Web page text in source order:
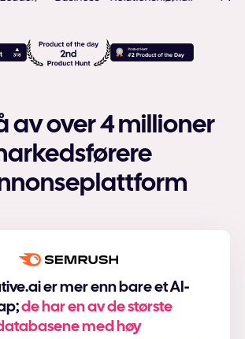
av over 4 millioner
er mer enn bare et AI-
de har en av de største
med høy